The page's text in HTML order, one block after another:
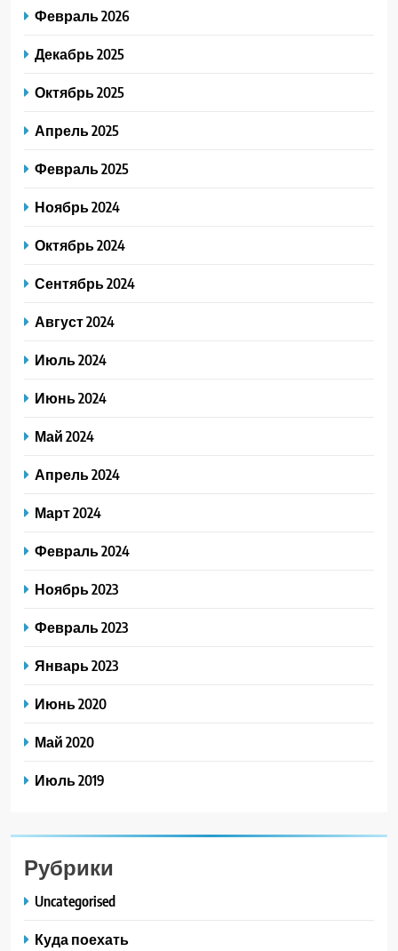
Февраль 2026
Декабрь 2025
Октябрь 2025
Апрель 2025
Февраль 2025
Ноябрь 2024
Октябрь 2024
Сентябрь 2024
Август 2024
Июль 2024
Июнь 2024
Май 2024
Апрель 2024
Март 2024
Февраль 2024
Ноябрь 2023
Февраль 2023
Январь 2023
Июнь 2020
Май 2020
Июль 2019
Рубрики
Uncategorised
Куда поехать